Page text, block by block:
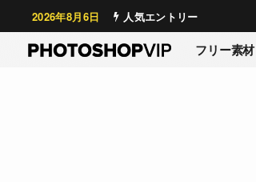
2026年8月6日 人気エントリー
フリー素材